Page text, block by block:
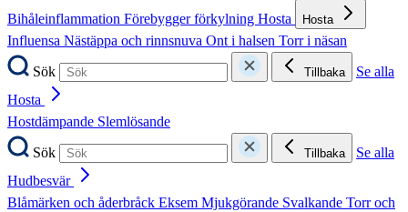
Bihåleinflammation Förebygger förkylning Hosta Hosta
Influensa Nästäppa och rinnsnuva Ont i halsen Torr i näsan
Sök
Tillbaka
Se alla
Hosta
Hostdämpande Slemlösande
Sök
Tillbaka
Se alla
Hudbesvär
Blåmärken och åderbråck Eksem Mjukgörande Svalkande Torr och